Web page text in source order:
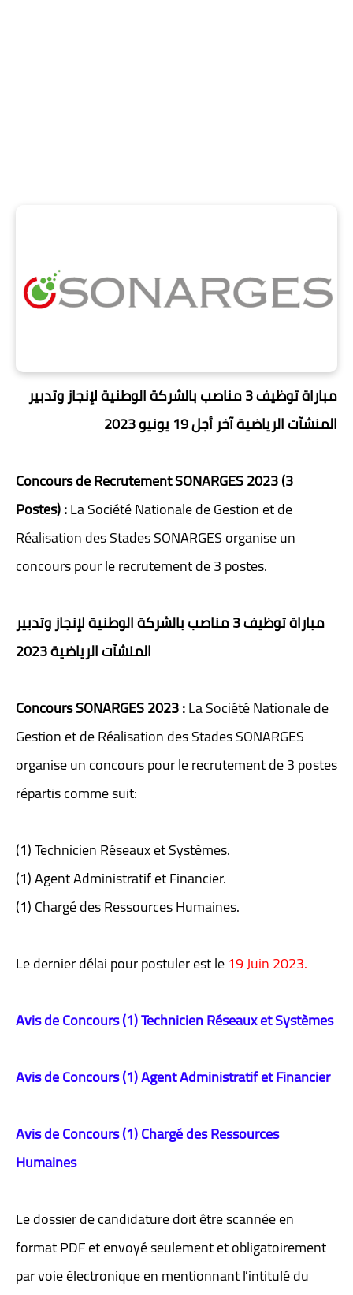
مباراة توظيف 3 مناصب بالشركة الوطنية لإنجاز وتدبير
المنشآت الرياضية آخر أجل 19 يونيو 2023
Concours de Recrutement SONARGES 2023 (3
Postes) :La Société Nationale de Gestion et de
Réalisation des Stades SONARGES organise un
concours pour le recrutement de 3 postes.
مباراة توظيف 3 مناصب بالشركة الوطنية لإنجاز وتدبير
المنشآت الرياضية 2023
Concours SONARGES 2023 :La Société Nationale de
Gestion et de Réalisation des Stades SONARGES
organise un concours pour le recrutement de 3 postes
répartis comme suit:
(1) Technicien Réseaux et Systèmes.
(1) Agent Administratif et Financier.
(1) Chargé des Ressources Humaines.
Le dernier délai pour postuler est le19 Juin 2023.
Avis de Concours (1) Technicien Réseaux et Systèmes
Avis de Concours (1) Agent Administratif et Financier
Avis de Concours (1) Chargé des Ressources
Humaines
Le dossier de candidature doit être scannée en
format PDF et envoyé seulement et obligatoirement
par voie électronique en mentionnant l’intitulé du